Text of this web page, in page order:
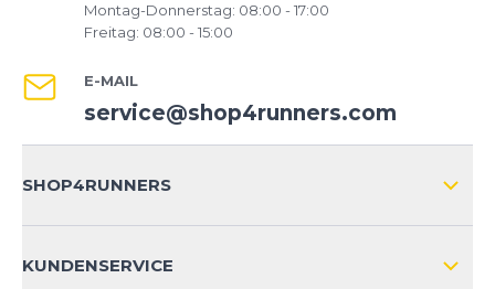
Montag-Donnerstag: 08:00 - 17:00
Freitag: 08:00 - 15:00
E-MAIL
service@shop4runners.com
SHOP4RUNNERS
KUNDENSERVICE